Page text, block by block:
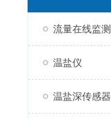
流量在线监
温盐仪
温盐深传感器